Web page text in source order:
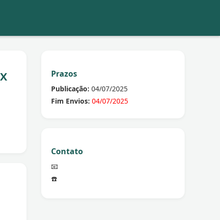
Prazos
Publicação: 04/07/2025
Fim Envios: 04/07/2025
Contato
📧
☎️